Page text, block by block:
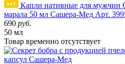
Капли нативные для мужчин
марала 50 мл Сашера-Мед Арт.
690 руб.
50 мл
Товар временно отсутствует